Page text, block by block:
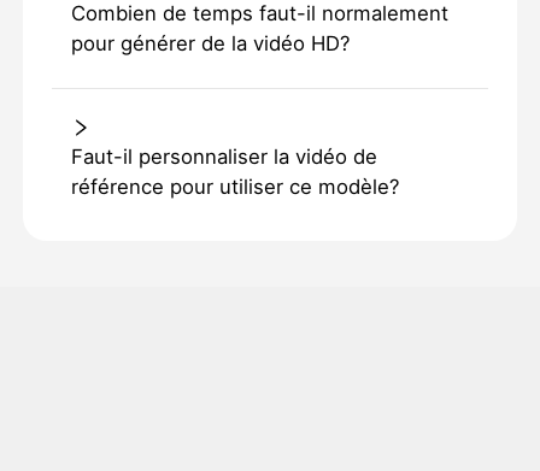
Combien de temps faut-il normalement
pour générer de la vidéo HD?
Faut-il personnaliser la vidéo de
référence pour utiliser ce modèle?